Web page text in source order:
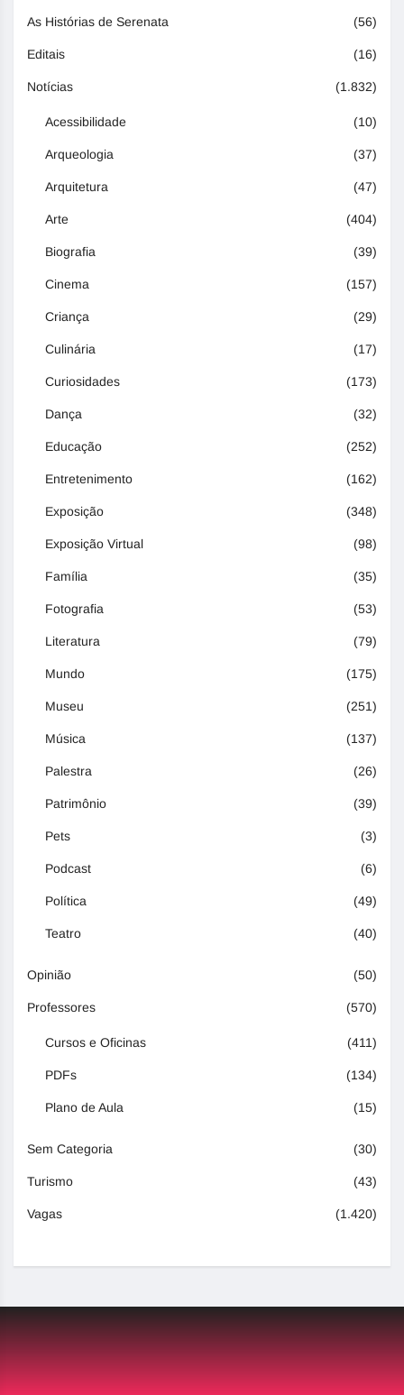
As Histórias de Serenata (56)
Editais (16)
Notícias (1.832)
Acessibilidade (10)
Arqueologia (37)
Arquitetura (47)
Arte (404)
Biografia (39)
Cinema (157)
Criança (29)
Culinária (17)
Curiosidades (173)
Dança (32)
Educação (252)
Entretenimento (162)
Exposição (348)
Exposição Virtual (98)
Família (35)
Fotografia (53)
Literatura (79)
Mundo (175)
Museu (251)
Música (137)
Palestra (26)
Patrimônio (39)
Pets (3)
Podcast (6)
Política (49)
Teatro (40)
Opinião (50)
Professores (570)
Cursos e Oficinas (411)
PDFs (134)
Plano de Aula (15)
Sem Categoria (30)
Turismo (43)
Vagas (1.420)